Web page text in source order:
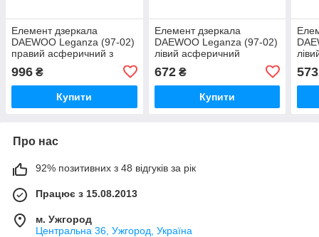
Елемент дзеркала
DAEWOO Leganza (97-02)
правий асферичний з
996 ₴
Купити
Елемент дзеркала
DAEWOO Leganza (97-02)
лівий асферичний
672₴
Купити
573
Про нас
92% позитивних з 48 відгуків за рік
Працює з 15.08.2013
м. Ужгород
Центральна 36, Ужгород, Україна